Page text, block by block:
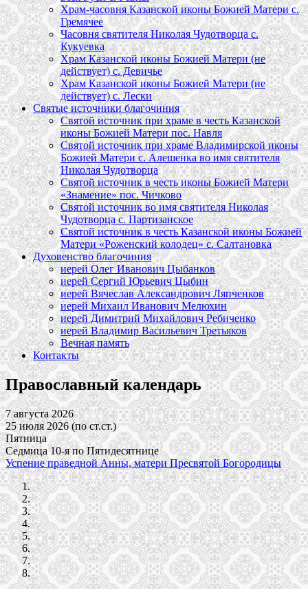
Храм-часовня Казанской иконы Божией Матери с.
Гремячее
Часовня святителя Николая Чудотворца с.
Кукуевка
Храм Казанской иконы Божией Матери (не
действует) с. Девичье
Храм Казанской иконы Божией Матери (не
действует) с. Лески
Святые источники благочиния
Святой источник при храме в честь Казанской
иконы Божией Матери пос. Навля
Святой источник при храме Владимирской иконы
Божией Матери с. Алешенка во имя святителя
Николая Чудотворца
Святой источник в честь иконы Божией Матери
«Знамение» пос. Чичково
Святой источник во имя святителя Николая
Чудотворца с. Партизанское
Святой источник в честь Казанской иконы Божией
Матери «Роженский колодец» с. Салтановка
Духовенство благочиния
иерей Олег Иванович Цыбанков
иерей Сергий Юрьевич Цыбин
иерей Вячеслав Александрович Ляпченков
иерей Михаил Иванович Мелюхин
иерей Димитрий Михайлович Ребиченко
иерей Владимир Васильевич Третьяков
Вечная память
Контакты
Православный календарь
7 августа 2026
25 июля 2026 (по ст.ст.)
Пятница
Седмица 10-я по Пятидесятнице
Успение праведной Анны, матери Пресвятой Богородицы